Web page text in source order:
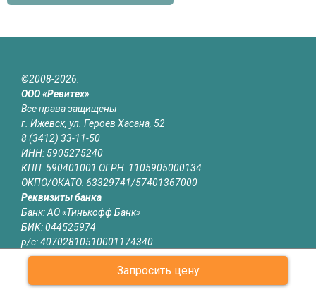
Запросить цену
©2008-2026.
ООО «Ревитех»
Все права защищены
г. Ижевск, ул. Героев Хасана, 52
8 (3412) 33-11-50
ИНН: 5905275240
КПП: 590401001 ОГРН: 1105905000134
ОКПО/ОКАТО: 63329741/57401367000
Реквизиты банка
Банк: АО «Тинькофф Банк»
БИК: 044525974
р/с: 40702810510001174340
к/с: 30101810145250000974
Юридическая информация
Информация на сайте izhevsk.revitech.ru не является публичной